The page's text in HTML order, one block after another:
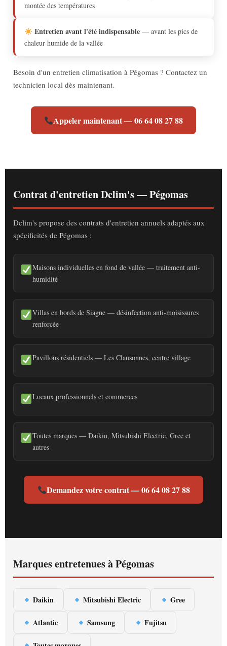
montée des températures
Entretien avant l'été indispensable— avant les pics de
chaleur humide de la vallée
Besoin d'un entretien climatisation à Pégomas ? Contactez un
technicien local dès maintenant.
Appeler maintenant — 06 64 08 27 88
Contrat d'entretien Dclim's — Pégomas
Dclim's propose des contrats d'entretien annuels adaptés aux
spécificités de Pégomas :
Maisons individuelles en fond de vallée — traitement anti-
humidité
Villas en bords de Siagne — désinfection anti-moisissures
renforcée
Pavillons résidentiels — Les Clausonnes, centre village
Locaux professionnels et commerces
Toutes marques — Daikin, Mitsubishi Electric, Gree et
autres
Demandez votre contrat — 06 64 08 27 88
Marques entretenues à Pégomas
Daikin Mitsubishi Electric Gree
Atlantic Samsung Fujitsu